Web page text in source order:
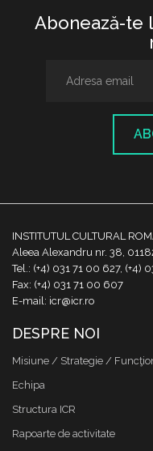
Abonează-te
INSTITUTUL CULTURAL
Aleea Alexandru nr. 38,
Tel.: (+4) 031 71 00 627, (+4)
Fax: (+4) 031 71 00 607
E-mail: icr@icr.ro
DESPRE NOI
Misiune / Strategie /
Echipa
Structura ICR
Rapoarte de activitate